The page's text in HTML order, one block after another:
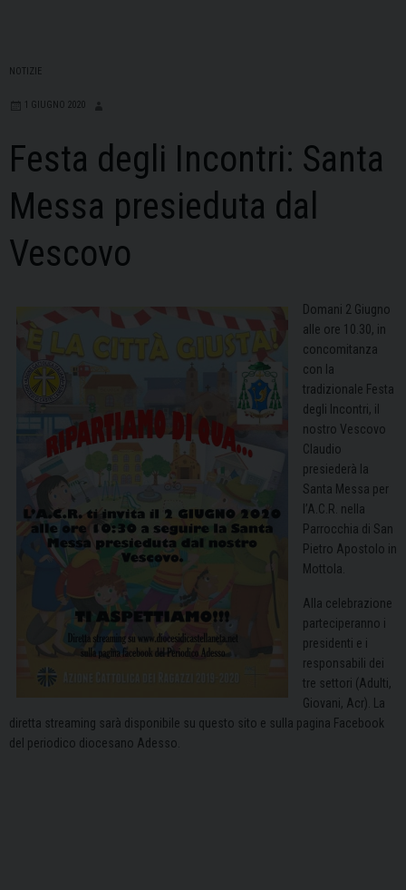
NOTIZIE
1 GIUGNO 2020
Festa degli Incontri: Santa
Messa presieduta dal
Vescovo
Domani 2 Giugno
alle ore 10.30, in
concomitanza
con la
tradizionale Festa
degli Incontri, il
nostro Vescovo
Claudio
presiederà la
Santa Messa per
l’A.C.R. nella
Parrocchia di San
Pietro Apostolo in
Mottola.
Alla celebrazione
parteciperanno i
presidenti e i
responsabili dei
tre settori (Adulti,
Giovani, Acr). La
diretta streaming sarà disponibile su questo sito e sulla pagina Facebook
del periodico diocesano Adesso.